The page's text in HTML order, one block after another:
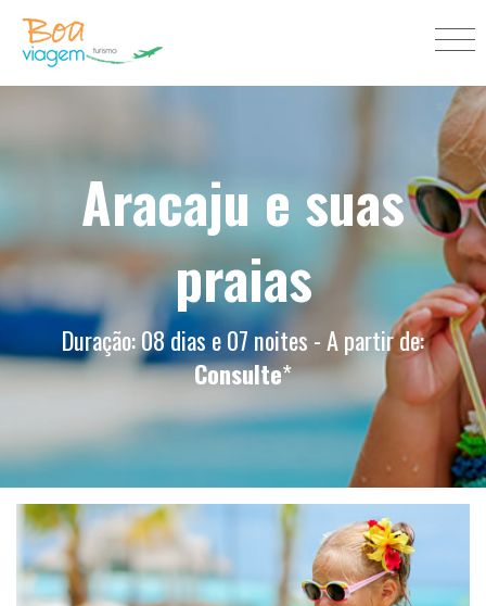
Aracaju e suas
praias
Duração: 08 dias e 07 noites - A partir de:
Consulte*